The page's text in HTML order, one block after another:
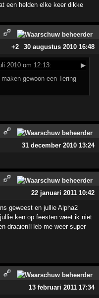
een helden elke keer dikke
+2
30 augustus 2010 16:48
2010 om 12:13:
▶
gewoon een Tering
31 december 2010 13:24
22 januari 2011 10:42
geweest en jullie Alpha2
ken op feesten weet ik niet
draaien!Heb me weer super
13 februari 2011 17:34